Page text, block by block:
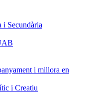
i Secundària
i millora en
i Creatiu